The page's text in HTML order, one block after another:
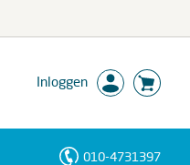
Inloggen
010-4731397